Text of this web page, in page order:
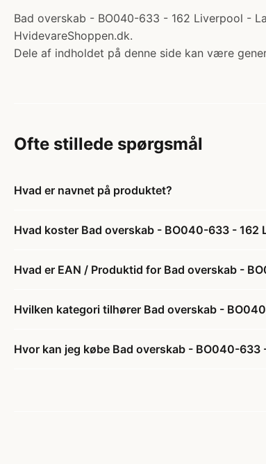
Bad overskab - BO040-633 - 162 Liverpool -
HvidevareShoppen.dk.
Dele af indholdet på denne side kan være
Ofte stillede spørgsmål
Hvad er navnet på produktet?
Hvad koster Bad overskab - BO040-633 - 162
Hvad er EAN / Produktid for Bad overskab -
Hvilken kategori tilhører Bad overskab -
Hvor kan jeg købe Bad overskab - BO040-633